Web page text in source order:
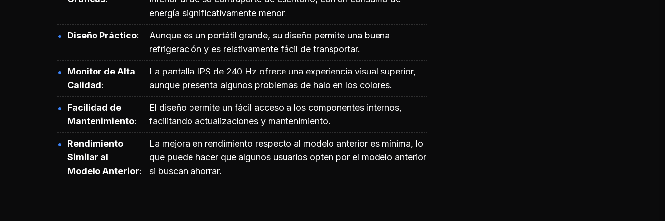
energía significativamente menor.
Diseño Práctico
Aunque es un portátil grande, su diseño permite una buena
refrigeración y es relativamente fácil de transportar.
Monitor de Alta
Calidad
La pantalla IPS de 240 Hz ofrece una experiencia visual superior,
aunque presenta algunos problemas de halo en los colores.
Facilidad de
Mantenimiento
El diseño permite un fácil acceso a los componentes internos,
facilitando actualizaciones y mantenimiento.
Rendimiento
Similar al
Modelo Anterior
La mejora en rendimiento respecto al modelo anterior es mínima, lo
que puede hacer que algunos usuarios opten por el modelo anterior
si buscan ahorrar.